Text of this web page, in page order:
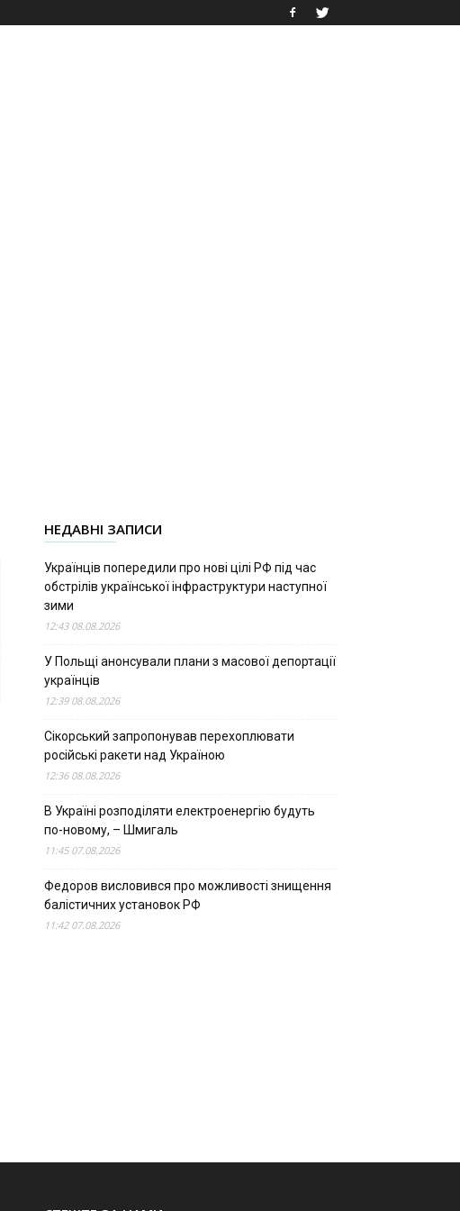
НЕДАВНІ ЗАПИСИ
Українців попередили про нові цілі РФ під час
обстрілів української інфраструктури наступної
зими
12:43 08.08.2026
У Польщі анонсували плани з масової депортації
українців
12:39 08.08.2026
Сікорський запропонував перехоплювати
російські ракети над Україною
12:36 08.08.2026
В Україні розподіляти електроенергію будуть
по-новому, – Шмигаль
11:45 07.08.2026
Федоров висловився про можливості знищення
балістичних установок РФ
11:42 07.08.2026